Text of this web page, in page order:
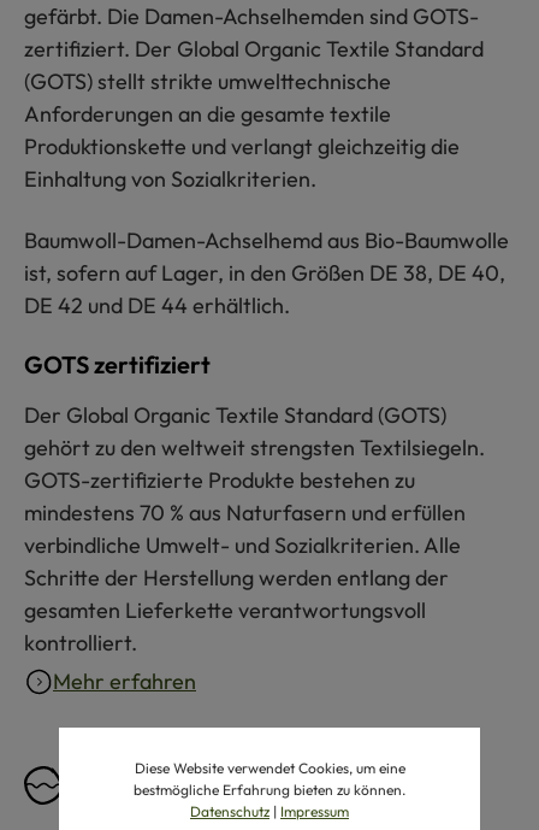
gefärbt. Die Damen-Achselhemden sind GOTS-
zertifiziert. Der Global Organic Textile Standard
(GOTS) stellt strikte umwelttechnische
Anforderungen an die gesamte textile
Produktionskette und verlangt gleichzeitig die
Einhaltung von Sozialkriterien.
Baumwoll-Damen-Achselhemd aus Bio-Baumwolle
ist, sofern auf Lager, in den Größen DE 38, DE 40,
DE 42 und DE 44 erhältlich.
GOTS zertifiziert
Der Global Organic Textile Standard (GOTS)
gehört zu den weltweit strengsten Textilsiegeln.
GOTS-zertifizierte Produkte bestehen zu
mindestens 70 % aus Naturfasern und erfüllen
verbindliche Umwelt- und Sozialkriterien. Alle
Schritte der Herstellung werden entlang der
gesamten Lieferkette verantwortungsvoll
kontrolliert.
Mehr erfahren
Pflegeempfehlung
Diese Website verwendet Cookies, um eine
bestmögliche Erfahrung bieten zu können.
Datenschutz | Impressum